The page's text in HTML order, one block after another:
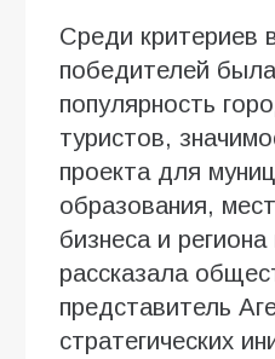
Среди критериев
победителей
популярность
туристов,
проекта для
образования,
бизнеса и
рассказала
представитель
стратегических